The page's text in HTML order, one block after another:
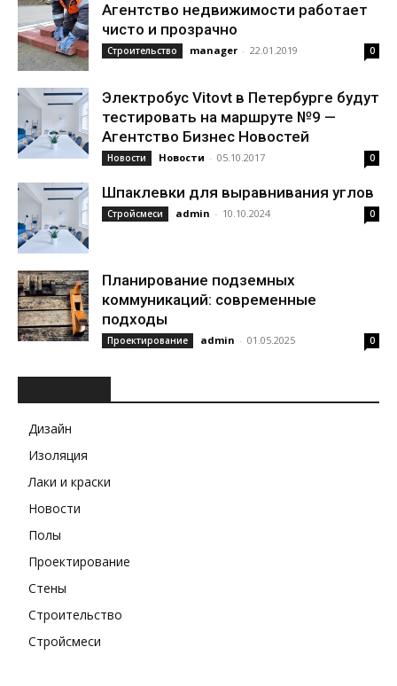
Агентство недвижимости работает
чисто и прозрачно
Строительство manager - 22.01.2019 0
Электробус Vitovt в Петербурге будут
тестировать на маршруте №9 —
Агентство Бизнес Новостей
Новости Новости - 05.10.2017 0
Шпаклевки для выравнивания углов
Стройсмеси admin - 10.10.2024 0
Планирование подземных
коммуникаций: современные
подходы
Проектирование admin - 01.05.2025 0
Дизайн
Изоляция
Лаки и краски
Новости
Полы
Проектирование
Стены
Строительство
Стройсмеси